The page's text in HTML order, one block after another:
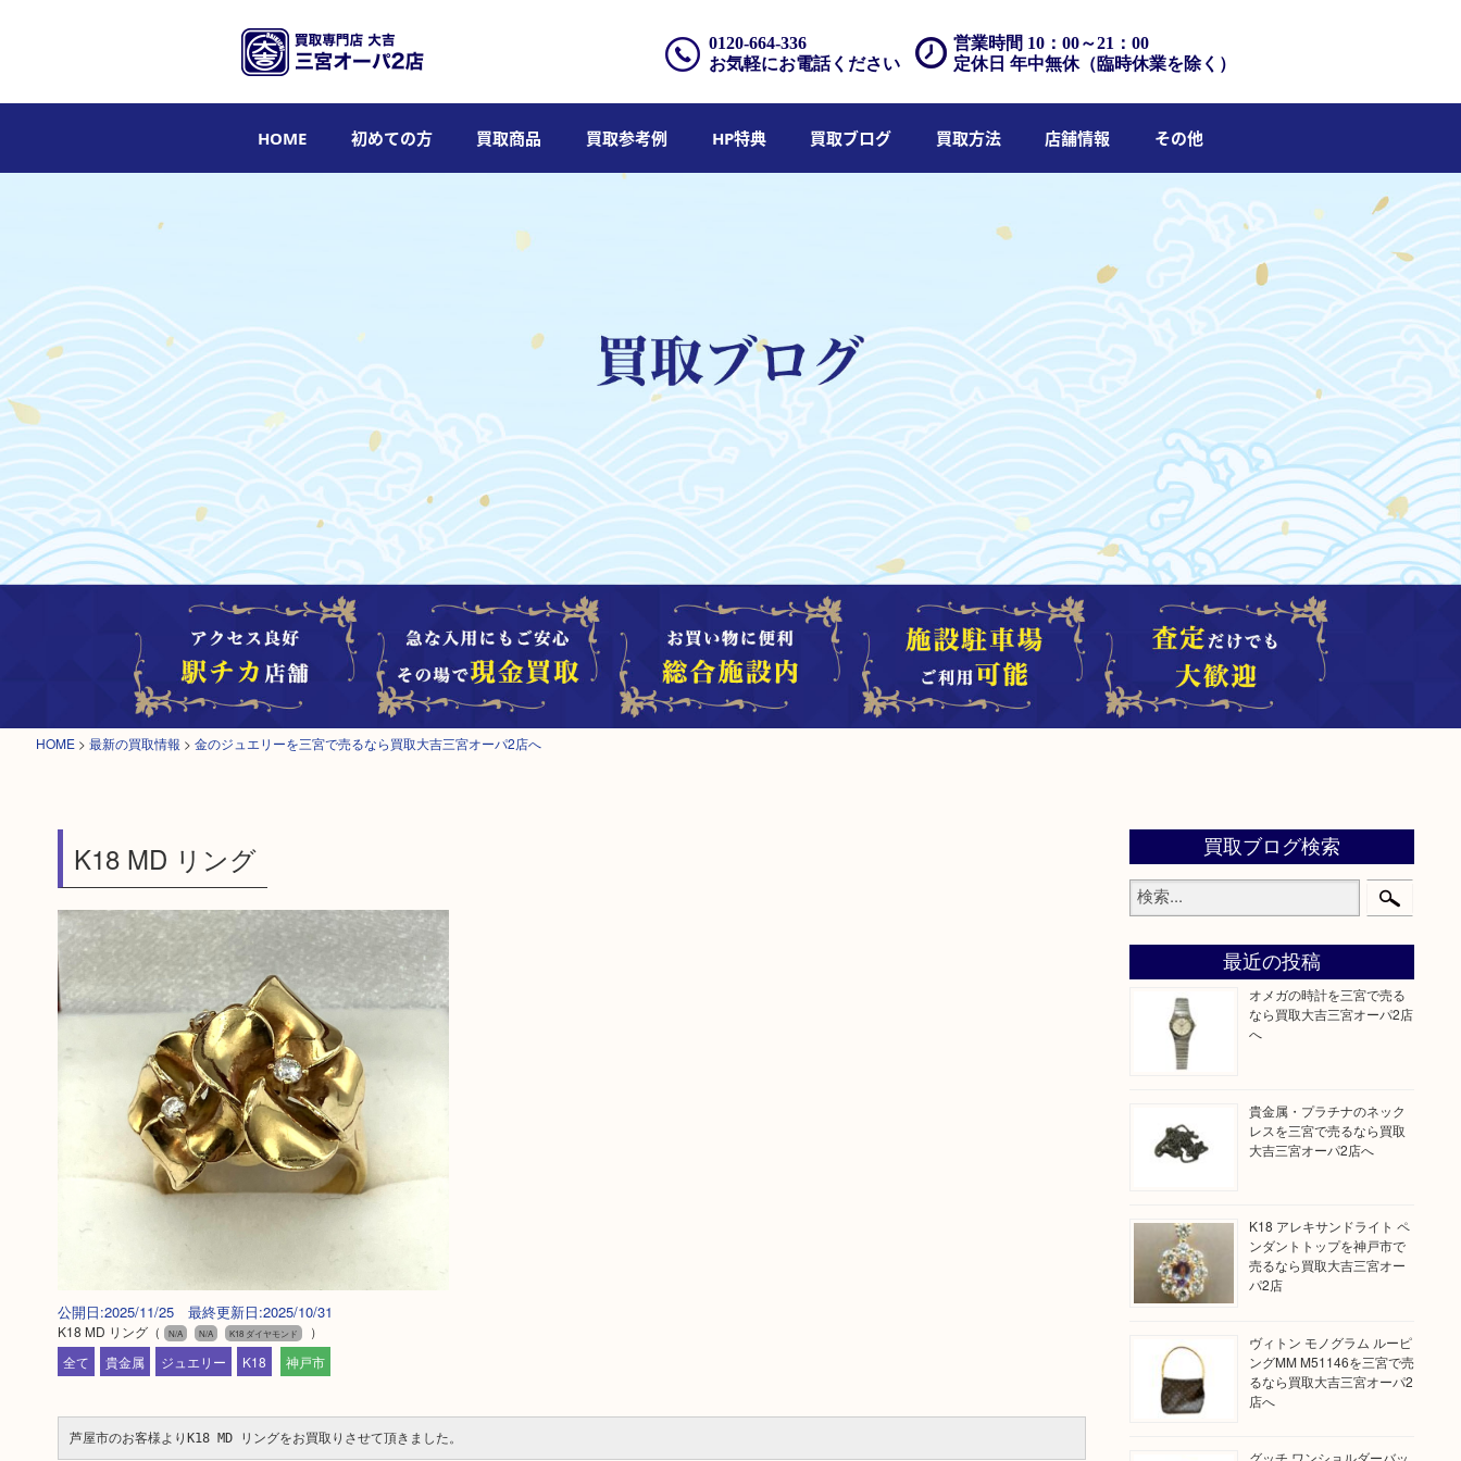
営業時間 10：00～21：00
定休日 年中無休（臨時休業を除く）
0120-664-336
お気軽にお電話ください
HOME 初めての方 買取商品 買取参考例 HP特典 買取ブログ 買取方法 店舗情報 その他
HOME > 最新の買取情報 > 金のジュエリーを三宮で売るなら買取大吉三宮オーパ2店へ
K18 MD リング
公開日:2025/11/25 最終更新日:2025/10/31
K18 MD リング（ N/A N/A K18 ダイヤモンド
）
全て
貴金属 ジュエリー K18 神戸市
芦屋市のお客様よりK18 MD リングをお買取りさせて頂きました。
買取ブログ検索
最近の投稿
オメガの時計を三宮で売る
なら買取大吉三宮オーパ2店
へ
貴金属・プラチナのネック
レスを三宮で売るなら買取
大吉三宮オーパ2店へ
K18 アレキサンドライト ペ
ンダントトップを神戸市で
売るなら買取大吉三宮オー
パ2店
ヴィトン モノグラム ルーピ
ングMM M51146を三宮で売
るなら買取大吉三宮オーパ2
店へ